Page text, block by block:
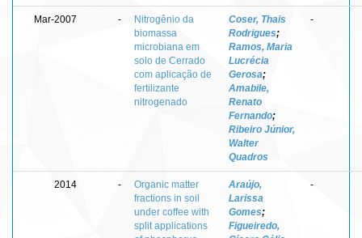
Mar-2007 -
Nitrogênio da
biomassa
microbiana em
solo de Cerrado
com aplicação de
fertilizante
nitrogenado
Coser, Thais
Rodrigues;
Ramos, Maria
Lucrécia
Gerosa;
Amabile,
Renato
Fernando;
Ribeiro Júnior,
Walter
Quadros
-
2014 -
Organic matter
fractions in soil
under coffee with
split applications
Araújo,
Larissa
Gomes;
Figueiredo,
-